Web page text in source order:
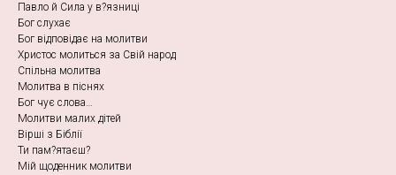
Павло й Сила у в?язниці
Бог слухає
Бог відповідає на молитви
Христос молиться за Свій народ
Спільна молитва
Молитва в піснях
Бог чує слова…
Молитви малих дітей
Вірші з Біблії
Ти пам?ятаєш?
Мій щоденник молитви